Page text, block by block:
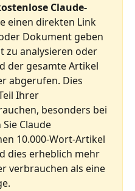
Claude-
einen direkten Link
Dokument geben
zu analysieren oder
der gesamte Artikel
abgerufen. Dies
Ihrer
besonders bei
Claude
10.000-Wort-Artikel
dies erheblich mehr
verbrauchen als eine